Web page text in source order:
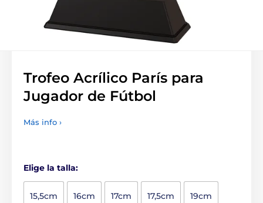
Trofeo Acrílico París para
Jugador de Fútbol
Más info ›
Elige la talla:
15,5cm 16cm 17cm 17,5cm 19cm